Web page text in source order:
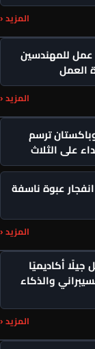
المزيد ‹
فرص عمل للمهندسين
العمل
المزيد ‹
ترسم
على الثلاث
13 آخرين في انفجار عبوة ناسفة
المزيد ‹
جيلًا أكاديميًا
والذكاء
المزيد ‹